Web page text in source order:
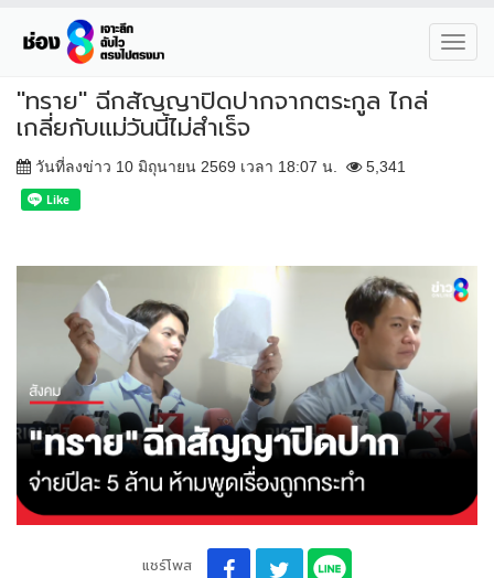
"ทราย" ฉีกสัญญาปิดปากจากตระกูล ไกล่
เกลี่ยกับแม่วันนี้ไม่สำเร็จ
วันที่ลงข่าว 10 มิถุนายน 2569 เวลา 18:07 น. 5,341
แชร์โพส